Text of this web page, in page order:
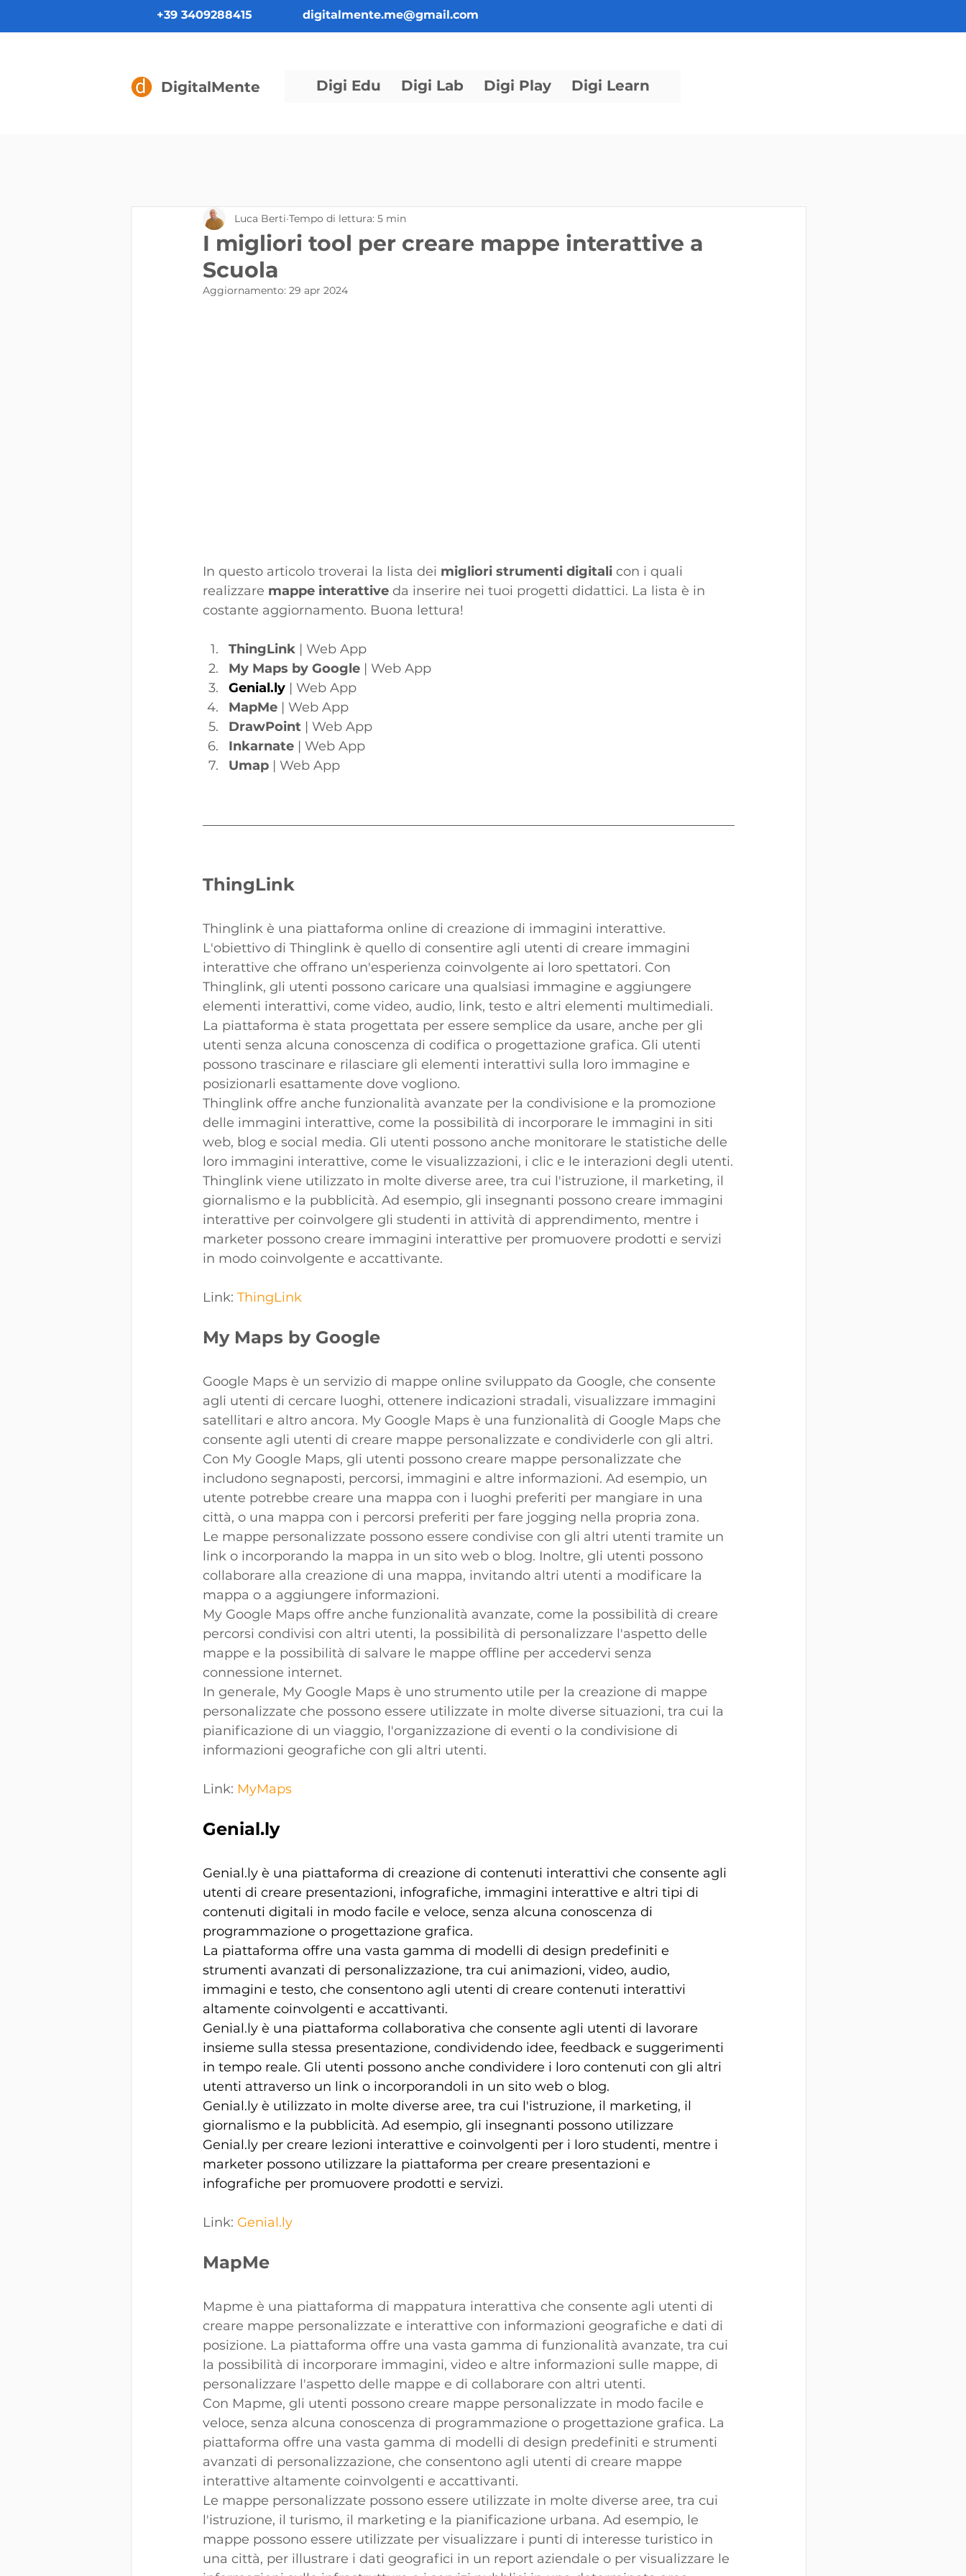
+39 3409288415 digitalmente.me@gmail.com
DigitalMente Digi Edu Digi Lab Digi Play Digi Learn
I migliori tool per creare mappe interattive a
Scuola
Luca Berti Tempo di lettura: 5 min
Aggiornamento: 29 apr 2024
In questo articolo troverai la lista dei migliori strumenti digitali con i quali
realizzare mappe interattive da inserire nei tuoi progetti didattici. La lista è in
costante aggiornamento. Buona lettura!
ThingLink | Web App
My Maps by Google | Web App
Genial.ly | Web App
MapMe | Web App
DrawPoint | Web App
Inkarnate | Web App
Umap | Web App
ThingLink
Thinglink è una piattaforma online di creazione di immagini interattive.
L'obiettivo di Thinglink è quello di consentire agli utenti di creare immagini
interattive che offrano un'esperienza coinvolgente ai loro spettatori. Con
Thinglink, gli utenti possono caricare una qualsiasi immagine e aggiungere
elementi interattivi, come video, audio, link, testo e altri elementi multimediali.
La piattaforma è stata progettata per essere semplice da usare, anche per gli
utenti senza alcuna conoscenza di codifica o progettazione grafica. Gli utenti
possono trascinare e rilasciare gli elementi interattivi sulla loro immagine e
posizionarli esattamente dove vogliono.
Thinglink offre anche funzionalità avanzate per la condivisione e la promozione
delle immagini interattive, come la possibilità di incorporare le immagini in siti
web, blog e social media. Gli utenti possono anche monitorare le statistiche delle
loro immagini interattive, come le visualizzazioni, i clic e le interazioni degli utenti.
Thinglink viene utilizzato in molte diverse aree, tra cui l'istruzione, il marketing, il
giornalismo e la pubblicità. Ad esempio, gli insegnanti possono creare immagini
interattive per coinvolgere gli studenti in attività di apprendimento, mentre i
marketer possono creare immagini interattive per promuovere prodotti e servizi
in modo coinvolgente e accattivante.
Link: ThingLink
My Maps by Google
Google Maps è un servizio di mappe online sviluppato da Google, che consente
agli utenti di cercare luoghi, ottenere indicazioni stradali, visualizzare immagini
satellitari e altro ancora. My Google Maps è una funzionalità di Google Maps che
consente agli utenti di creare mappe personalizzate e condividerle con gli altri.
Con My Google Maps, gli utenti possono creare mappe personalizzate che
includono segnaposti, percorsi, immagini e altre informazioni. Ad esempio, un
utente potrebbe creare una mappa con i luoghi preferiti per mangiare in una
città, o una mappa con i percorsi preferiti per fare jogging nella propria zona.
Le mappe personalizzate possono essere condivise con gli altri utenti tramite un
link o incorporando la mappa in un sito web o blog. Inoltre, gli utenti possono
collaborare alla creazione di una mappa, invitando altri utenti a modificare la
mappa o a aggiungere informazioni.
My Google Maps offre anche funzionalità avanzate, come la possibilità di creare
percorsi condivisi con altri utenti, la possibilità di personalizzare l'aspetto delle
mappe e la possibilità di salvare le mappe offline per accedervi senza
connessione internet.
In generale, My Google Maps è uno strumento utile per la creazione di mappe
personalizzate che possono essere utilizzate in molte diverse situazioni, tra cui la
pianificazione di un viaggio, l'organizzazione di eventi o la condivisione di
informazioni geografiche con gli altri utenti.
Link: MyMaps
Genial.ly
Genial.ly è una piattaforma di creazione di contenuti interattivi che consente agli
utenti di creare presentazioni, infografiche, immagini interattive e altri tipi di
contenuti digitali in modo facile e veloce, senza alcuna conoscenza di
programmazione o progettazione grafica.
La piattaforma offre una vasta gamma di modelli di design predefiniti e
strumenti avanzati di personalizzazione, tra cui animazioni, video, audio,
immagini e testo, che consentono agli utenti di creare contenuti interattivi
altamente coinvolgenti e accattivanti.
Genial.ly è una piattaforma collaborativa che consente agli utenti di lavorare
insieme sulla stessa presentazione, condividendo idee, feedback e suggerimenti
in tempo reale. Gli utenti possono anche condividere i loro contenuti con gli altri
utenti attraverso un link o incorporandoli in un sito web o blog.
Genial.ly è utilizzato in molte diverse aree, tra cui l'istruzione, il marketing, il
giornalismo e la pubblicità. Ad esempio, gli insegnanti possono utilizzare
Genial.ly per creare lezioni interattive e coinvolgenti per i loro studenti, mentre i
marketer possono utilizzare la piattaforma per creare presentazioni e
infografiche per promuovere prodotti e servizi.
Link: Genial.ly
MapMe
Mapme è una piattaforma di mappatura interattiva che consente agli utenti di
creare mappe personalizzate e interattive con informazioni geografiche e dati di
posizione. La piattaforma offre una vasta gamma di funzionalità avanzate, tra cui
la possibilità di incorporare immagini, video e altre informazioni sulle mappe, di
personalizzare l'aspetto delle mappe e di collaborare con altri utenti.
Con Mapme, gli utenti possono creare mappe personalizzate in modo facile e
veloce, senza alcuna conoscenza di programmazione o progettazione grafica. La
piattaforma offre una vasta gamma di modelli di design predefiniti e strumenti
avanzati di personalizzazione, che consentono agli utenti di creare mappe
interattive altamente coinvolgenti e accattivanti.
Le mappe personalizzate possono essere utilizzate in molte diverse aree, tra cui
l'istruzione, il turismo, il marketing e la pianificazione urbana. Ad esempio, le
mappe possono essere utilizzate per visualizzare i punti di interesse turistico in
una città, per illustrare i dati geografici in un report aziendale o per visualizzare le